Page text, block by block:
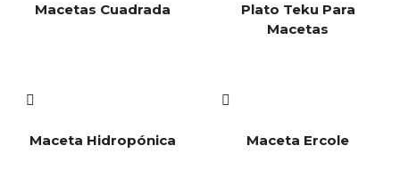
Macetas Cuadrada
Plato Teku Para
Macetas
Maceta Hidropónica Maceta Ercole